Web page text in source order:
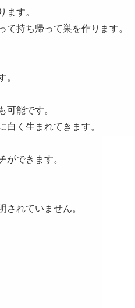
ます。
持ち帰って巣を作ります。
。
可能です。
く生まれてきます。
ができます。
されていません。